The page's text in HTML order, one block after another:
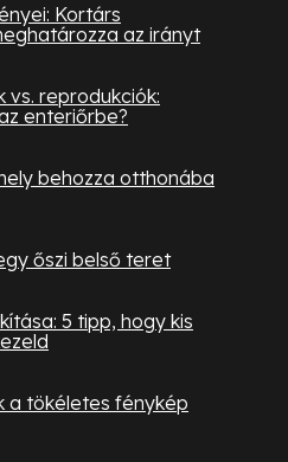
Kortárs
az irányt
reprodukciók:
enteriőrbe?
behozza otthonába
őszi belső teret
5 tipp, hogy kis
a tökéletes fénykép